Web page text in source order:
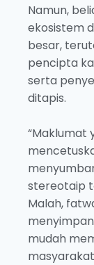
Namun,
ekosistem
besar,
pencipta
serta
ditapis.
“Maklumat
stereotaip
Malah,
mudah